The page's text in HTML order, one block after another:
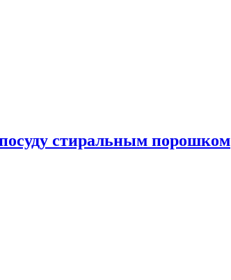
стиральным порошком